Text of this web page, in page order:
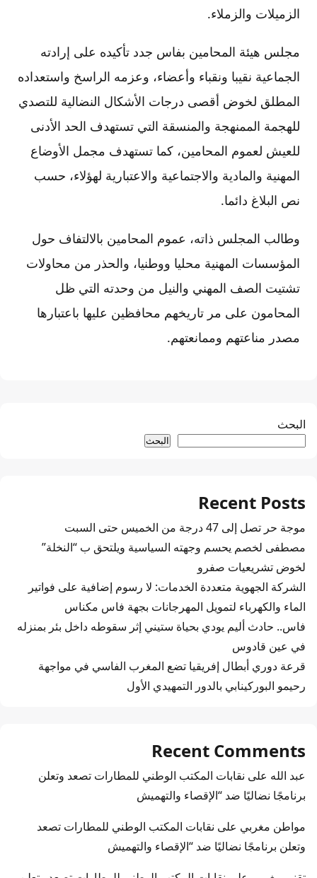
الزميلات والزملاء.
مجلس هيئة المحامين بفاس جدد تأكيده على إرادته
الجماعية نقيبا ونقباء وأعضاء، وعزمه الراسخ واستعداده
المطلق لخوض أقصى درجات الأشكال النضالية للتصدي
للهجمة الممنهجة والمنسقة التي تستهدف الحد الأدنى
للعيش لعموم المحامين، كما تستهدف مجمل الأوضاع
المهنية والمادية والاجتماعية والاعتبارية لهؤلاء، حسب
نص البلاغ دائما.
وطالب المجلس ذاته، عموم المحامين بالالتفاف حول
المؤسسات المهنية محليا ووطنيا، والحذر من محاولات
تشتيت الصف المهني والنيل من وحدته التي ظل
المحامون على مر تاريخهم محافظين عليها باعتبارها
مصدر مناعتهم وممانعتهم.
البحث
البحث
Recent Posts
موجة حر تصل إلى 47 درجة من الخميس حتى السبت
مصطفى لخصم يحسم وجهته السياسية ويلتحق ب “النخلة”
لخوض تشريعيات صفرو
الشركة الجهوية متعددة الخدمات: لا رسوم إضافية على فواتير
الماء والكهرباء لتمويل المهرجانات بجهة فاس مكناس
فاس.. حادث أليم يودي بحياة ستيني إثر سقوطه داخل بئر بمنزله
في عين قادوس
قرعة دوري أبطال إفريقيا تضع المغرب الفاسي في مواجهة
رحيمو البوركينابي بالدور التمهيدي الأول
Recent Comments
عبد الله على نقابات المكتب الوطني للمطارات تصعد وتعلن
برنامجًا نضاليًا ضد “الإقصاء والتهميش
مواطن مغربي على نقابات المكتب الوطني للمطارات تصعد
وتعلن برنامجًا نضاليًا ضد “الإقصاء والتهميش